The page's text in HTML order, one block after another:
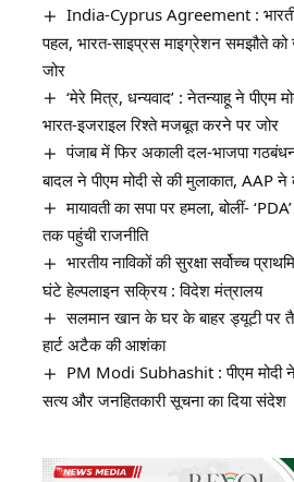
India-Cyprus Agreement :
पहल, भारत-साइप्रस माइग्रेशन समझौते
जोर
‘मेरे मित्र, धन्यवाद’ : नेतन्याहू ने पीएम
भारत-इजराइल रिश्ते मजबूत करने पर जोर
पंजाब में फिर अकाली दल-भाजपा
बादल ने पीएम मोदी से की मुलाकात, AAP
मायावती का सपा पर हमला, बोलीं-
तक पहुंची राजनीति
भारतीय नाविकों की सुरक्षा सर्वोच्च
घंटे हेल्पलाइन सक्रिय : विदेश मंत्रालय
सलमान खान के घर के बाहर ड्यूटी पर
हार्ट अटैक की आशंका
PM Modi Subhashit : पीएम मोदी
सत्य और जनहितकारी सूचना का दिया संदेश